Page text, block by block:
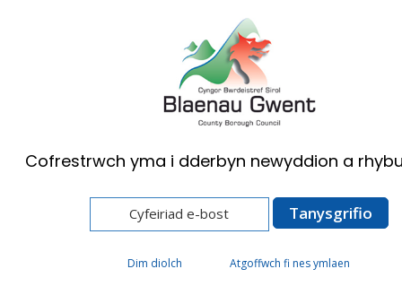
English
Cymunedau Dysgu Cynaliadwy (gynt Ysgolion a
Cholegau’r 21ain Ganrif)
Cofrestrwch yma i dderbyn newyddion a
Dim diolch Atgoffwch fi nes ymlaen